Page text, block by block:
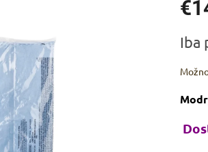
cena:
Iba